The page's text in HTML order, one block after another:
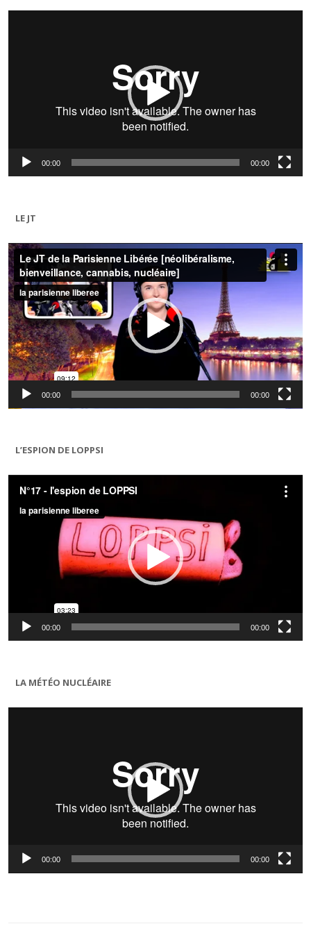
Lecteur
00:00 00:00
LE JT
Lecteur
vidéo
00:00 00:00
L’ESPION DE LOPPSI
Lecteur
vidéo
00:00 00:00
LA MÉTÉO NUCLÉAIRE
Lecteur
00:00 00:00